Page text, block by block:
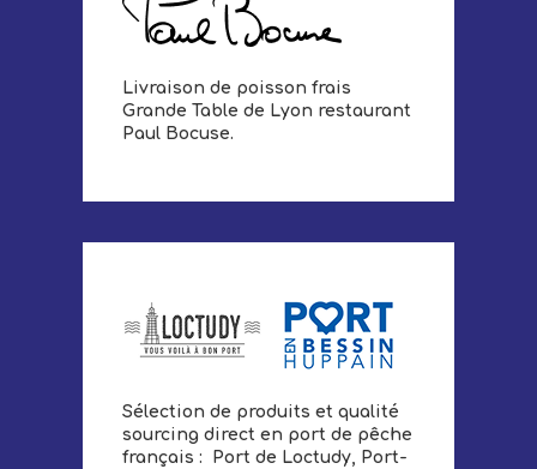
Livraison de poisson frais
Grande Table de Lyon restaurant
Paul Bocuse.
Sélection de produits et qualité
sourcing direct en port de pêche
français : Port de Loctudy, Port-